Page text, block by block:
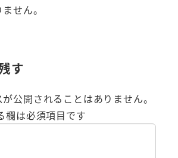
せん。
す
公開されることはありません。
欄は必須項目です